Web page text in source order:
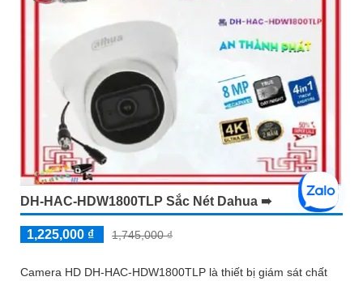
DH-HAC-HDW1800TLP Sắc Nét Dahua ➠
1,225,000 ₫ 1,745,000 ₫
Camera HD DH-HAC-HDW1800TLP là thiết bị giám sát chất